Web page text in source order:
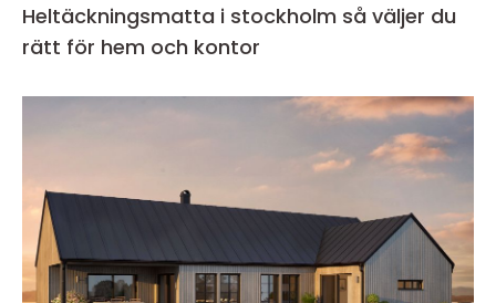
Heltäckningsmatta i stockholm så väljer du
rätt för hem och kontor